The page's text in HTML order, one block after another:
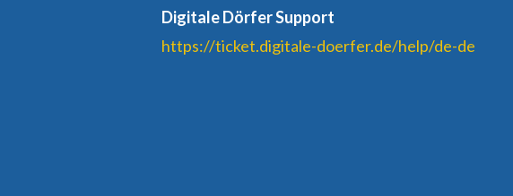
Digitale Dörfer Support
https://ticket.digitale-doerfer.de/help/de-de